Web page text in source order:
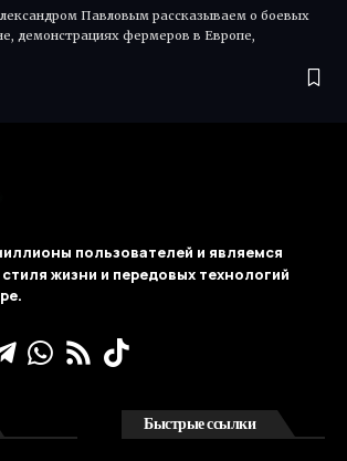
Павловым рассказываем о боевых
демонстрациях фермеров в Европе,
пользователей и являемся
жизни и передовых технологий
Быстрые ссылки